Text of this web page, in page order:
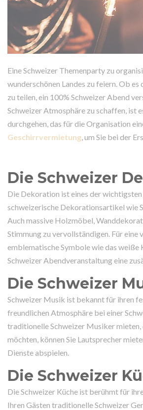
Eine Schweizer Themenparty zu
wunderschönen Landes zu feiern. Ob
zu teilen, ein 100% Schweizer Abend
Schweizer Atmosphäre zu schaffen, ist
durchgehen, das für die Organisation
Geschirrvermietung, um Sie bei der
Die Schweizer
Die Dekoration ist eines der
schweizerische Dekorationsartikel wie
Auch massive Holzmöbel,
Stimmung zu vervollständigen. Für eine
emblematische Symbole wie das
Schweizer Abendveranstaltung eine
Die Schweizer
Schweizer Musik ist bekannt für ihren
freundlichen Atmosphäre bei einer
traditionelle Schweizer Musiker
möchten, können Sie Lautsprecher
Dienste abspielen.
Die Schweizer
Die Schweizer Küche ist berühmt für
Ihren Gästen traditionelle Schweizer